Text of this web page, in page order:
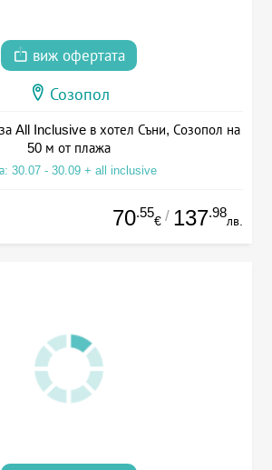
виж офертата
Созопол
All Inclusive в хотел Съни, Созопол на
50 м от плажа
30.07 - 30.09 + all inclusive
70.55
€ / 137.98
лв.